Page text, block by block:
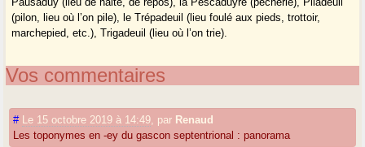
(pilon, lieu où l’on pile), le Trépadeuil (lieu foulé aux pieds, trottoir,
marchepied, etc.), Trigadeuil (lieu où l’on trie).
Vos commentaires
# Le 15 octobre 2019 à 14:49 par Renaud
Les toponymes en -ey du gascon septentrional : panorama